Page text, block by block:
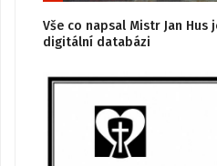
Vše co napsal Mistr Jan Hus
digitální databázi